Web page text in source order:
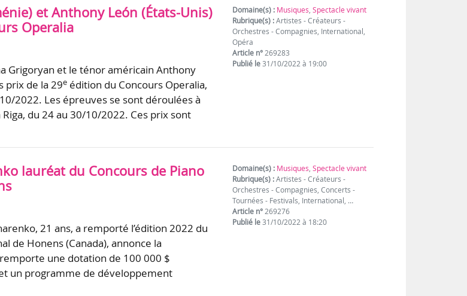
et Anthony León (États-Unis)
Operalia
Grigoryan et le ténor américain Anthony
prix de la 29e édition du Concours Operalia,
2022. Les épreuves se sont déroulées à
du 24 au 30/10/2022. Ces prix sont
Domaine(s) : Musiques,Spectacle vivant
Rubrique(s) :Artistes - Créateurs -
Orchestres - Compagnies, International,
Opéra
Article n°269283
Publié le31/10/2022 à 19:00
lauréat du Concours de Piano
21 ans, a remporté l’édition 2022 du
de Honens (Canada), annonce la
une dotation de 100 000 $
un programme de développement
Domaine(s) : Musiques,Spectacle vivant
Rubrique(s) :Artistes - Créateurs -
Orchestres - Compagnies, Concerts -
Tournées - Festivals, International, …
Article n°269276
Publié le31/10/2022 à 18:20